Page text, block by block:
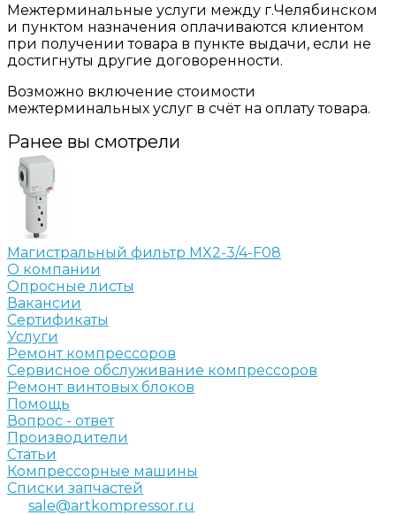
Межтерминальные услуги между г.Челябинском
и пунктом назначения оплачиваются клиентом
при получении товара в пункте выдачи, если не
достигнуты другие договоренности.
Возможно включение стоимости
межтерминальных услуг в счёт на оплату товара.
Ранее вы смотрели
Магистральный фильтр MX2-3/4-F08
О компании
Опросные листы
Вакансии
Сертификаты
Услуги
Ремонт компрессоров
Сервисное обслуживание компрессоров
Ремонт винтовых блоков
Помощь
Вопрос - ответ
Производители
Статьи
Компрессорные машины
Списки запчастей
sale@artkompressor.ru